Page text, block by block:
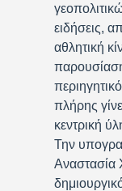
ειδήσεις,
αθλητική
πλήρης
κεντρική
Την
Αναστασία